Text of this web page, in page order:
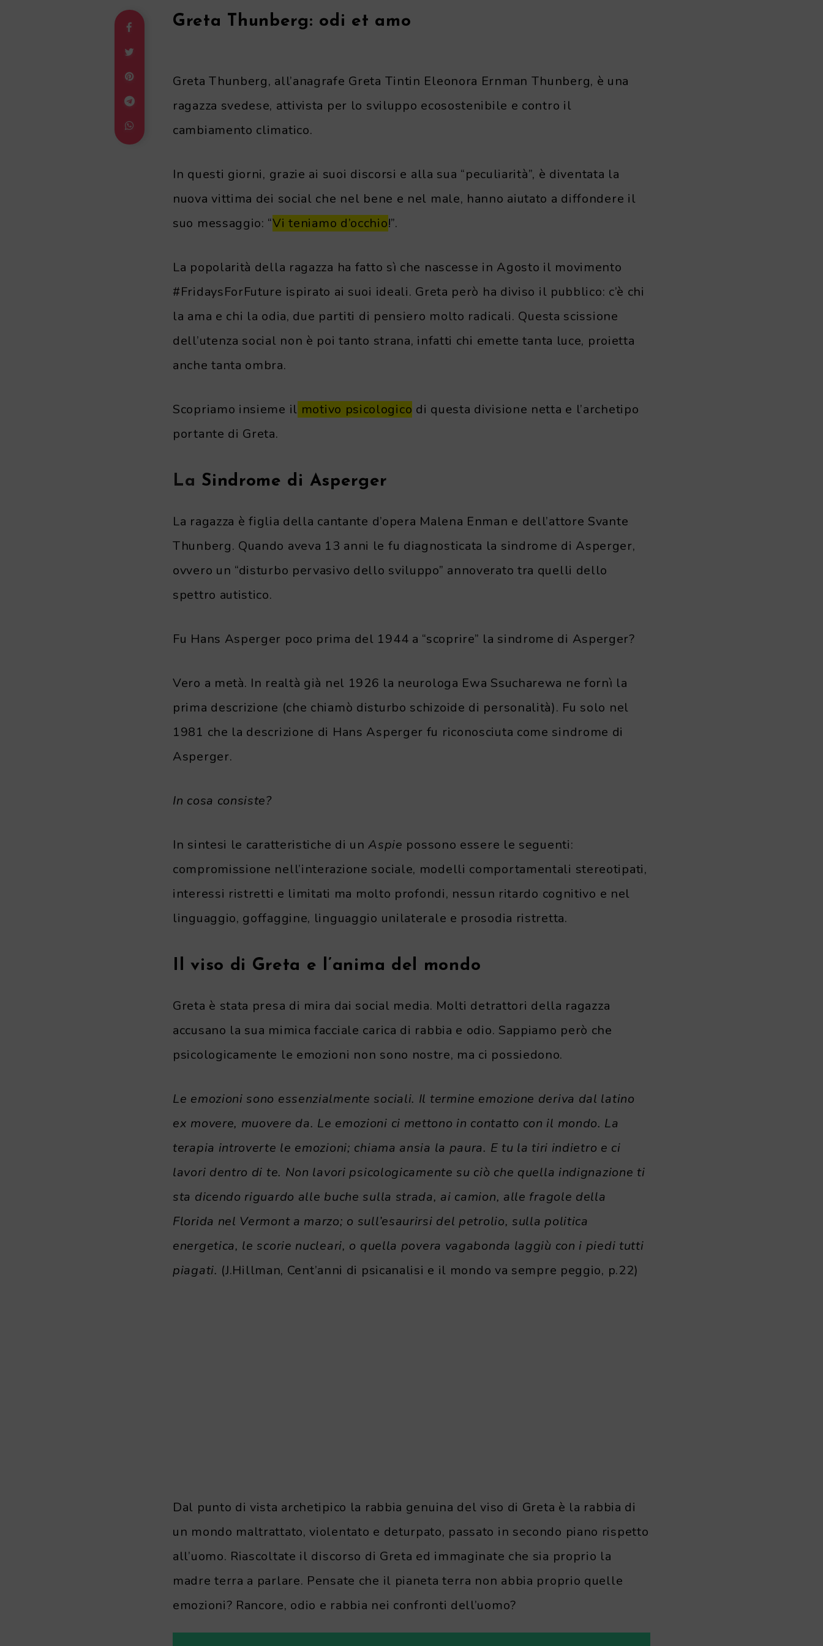
Greta Thunberg: odi et amo
Greta Thunberg, all’anagrafe Greta Tintin Eleonora Ernman Thunberg, è una
ragazza svedese, attivista per lo sviluppo ecosostenibile e contro il
cambiamento climatico.
In questi giorni, grazie ai suoi discorsi e alla sua “peculiarità”, è diventata la
nuova vittima dei social che nel bene e nel male, hanno aiutato a diffondere il
suo messaggio: “Vi teniamo d’occhio!”.
La popolarità della ragazza ha fatto sì che nascesse in Agosto il movimento
#FridaysForFuture ispirato ai suoi ideali. Greta però ha diviso il pubblico: c’è chi
la ama e chi la odia, due partiti di pensiero molto radicali. Questa scissione
dell’utenza social non è poi tanto strana, infatti chi emette tanta luce, proietta
anche tanta ombra.
Scopriamo insieme il motivo psicologico di questa divisione netta e l’archetipo
portante di Greta.
La Sindrome di Asperger
La ragazza èfiglia della cantante d’opera Malena Enman e dell’attore Svante
Thunberg. Quando aveva 13 anni le fu diagnosticata la sindrome di Asperger,
ovvero un “disturbo pervasivo dello sviluppo” annoverato tra quelli dello
spettro autistico.
Fu Hans Asperger poco prima del 1944 a “scoprire” la sindrome di Asperger?
Vero a metà. In realtà già nel 1926 la neurologa Ewa Ssucharewa ne fornì la
prima descrizione (che chiamò disturbo schizoide di personalità). Fu solo nel
1981 che la descrizione di Hans Asperger fu riconosciuta come sindrome di
Asperger.
In cosa consiste?
In sintesi le caratteristiche di unAspie possono essere le seguenti:
compromissione nell’interazione sociale, modelli comportamentali stereotipati,
interessi ristretti e limitati ma molto profondi, nessun ritardo cognitivo e nel
linguaggio, goffaggine, linguaggio unilaterale e prosodia ristretta.
Il viso di Greta e l’anima del mondo
Greta è stata presa di mira dai social media. Molti detrattori della ragazza
accusano la sua mimica facciale carica di rabbia e odio. Sappiamo però che
psicologicamente le emozioni non sono nostre, ma ci possiedono.
Le emozioni sono essenzialmente sociali. Il termine emozione deriva dal latino
ex movere, muovere da. Le emozioni ci mettono in contatto con il mondo. La
terapia introverte le emozioni; chiama ansia la paura. E tu la tiri indietro e ci
lavori dentro di te. Non lavori psicologicamente su ciò che quella indignazione ti
sta dicendo riguardo alle buche sulla strada, ai camion, alle fragole della
Florida nel Vermont a marzo; o sull’esaurirsi del petrolio, sulla politica
energetica, le scorie nucleari, o quella povera vagabonda laggiù con i piedi tutti
piagati. (J.Hillman, Cent’anni di psicanalisi e il mondo va sempre peggio, p.22)
Dal punto di vista archetipico la rabbia genuina del viso di Greta è la rabbia di
un mondo maltrattato, violentato e deturpato, passato in secondo piano rispetto
all’uomo. Riascoltate il discorso di Greta ed immaginate che sia proprio la
madre terra a parlare. Pensate che il pianeta terra non abbia proprio quelle
emozioni? Rancore, odio e rabbia nei confronti dell’uomo?